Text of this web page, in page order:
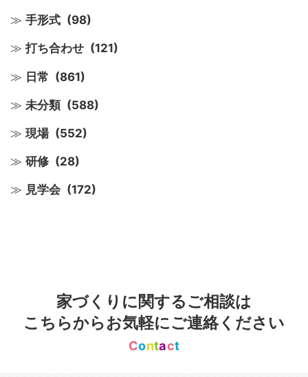
手形式 (98)
打ち合わせ (121)
日常 (861)
未分類 (588)
現場 (552)
研修 (28)
見学会 (172)
家づくりに関するご相談は
こちらからお気軽にご連絡ください
Contact